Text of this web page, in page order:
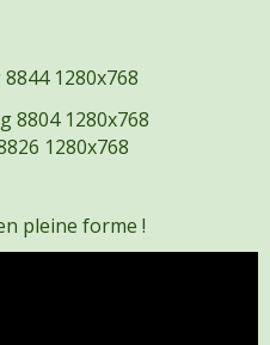
pleine forme !